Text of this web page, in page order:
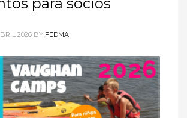
2026 BY FEDMA